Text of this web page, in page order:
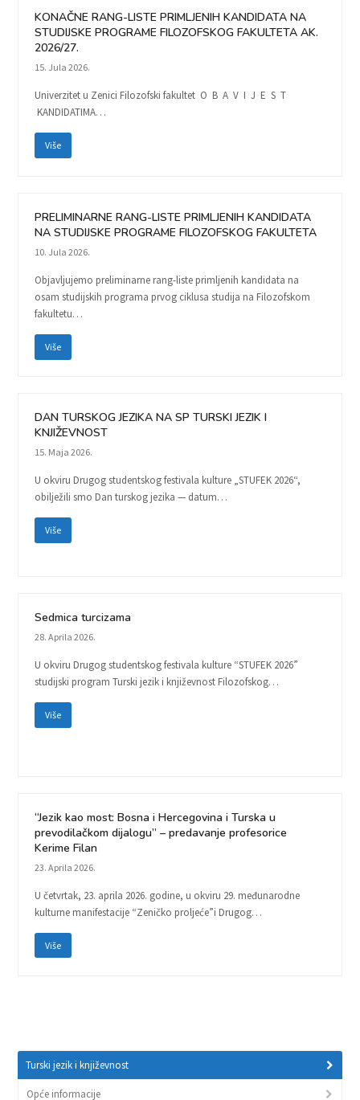
KONAČNE RANG-LISTE PRIMLJENIH KANDIDATA NA
STUDIJSKE PROGRAME FILOZOFSKOG FAKULTETA AK.
2026/27.
15. Jula 2026.
Univerzitet u Zenici Filozofski fakultet O B A V I J E S T
KANDIDATIMA…
Više
PRELIMINARNE RANG-LISTE PRIMLJENIH KANDIDATA
NA STUDIJSKE PROGRAME FILOZOFSKOG FAKULTETA
10. Jula 2026.
Objavljujemo preliminarne rang-liste primljenih kandidata na
osam studijskih programa prvog ciklusa studija na Filozofskom
fakultetu…
Više
DAN TURSKOG JEZIKA NA SP TURSKI JEZIK I
KNJIŽEVNOST
15. Maja 2026.
U okviru Drugog studentskog festivala kulture „STUFEK 2026“,
obilježili smo Dan turskog jezika — datum…
Više
Sedmica turcizama
28. Aprila 2026.
U okviru Drugog studentskog festivala kulture “STUFEK 2026”
studijski program Turski jezik i književnost Filozofskog…
Više
“Jezik kao most: Bosna i Hercegovina i Turska u
prevodilačkom dijalogu” – predavanje profesorice
Kerime Filan
23. Aprila 2026.
U četvrtak, 23. aprila 2026. godine, u okviru 29. međunarodne
kulturne manifestacije “Zeničko proljeće”i Drugog…
Više
Turski jezik i književnost
Opće informacije